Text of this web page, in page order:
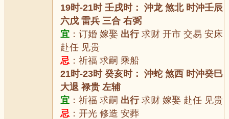
19时-21时 壬戌时： 沖龙 煞北 时沖壬辰
六戊 雷兵 三合 右弼
宜 ：订婚 嫁娶 出行求财 开市 交易 安床
赴任 见贵
忌 ：祈福 求嗣 乘船
21时-23时 癸亥时： 沖蛇 煞西 时沖癸巳
大退 禄贵 左辅
宜 ：祈福 求嗣 出行求财 嫁娶 赴任 见贵
忌 ：开光 修造 安葬